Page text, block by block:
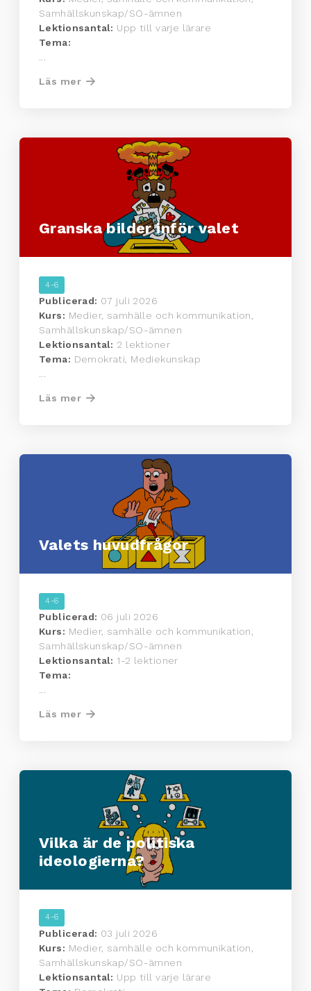
Samhällskunskap/SO-ämnen
Lektionsantal: Upp till varje lärare
Tema:
...
Läs mer
Granska bilder inför valet
4-6
Publicerad: 07 juli 2026
Kurs: Medier, samhälle och kommunikation,
Samhällskunskap/SO-ämnen
Lektionsantal: 2 lektioner
Tema: Demokrati, Mediekunskap
Läs mer
Valets huvudfrågor
4-6
Publicerad: 06 juli 2026
Kurs: Medier, samhälle och kommunikation,
Samhällskunskap/SO-ämnen
Lektionsantal: 1-2 lektioner
Tema:
...
Läs mer
Vilka är de politiska
ideologierna?
4-6
Publicerad: 03 juli 2026
Kurs: Medier, samhälle och kommunikation,
Samhällskunskap/SO-ämnen
Lektionsantal: Upp till varje lärare